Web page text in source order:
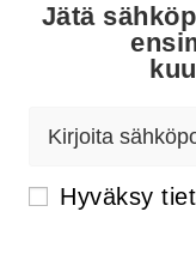
Jätä
Hyväksy